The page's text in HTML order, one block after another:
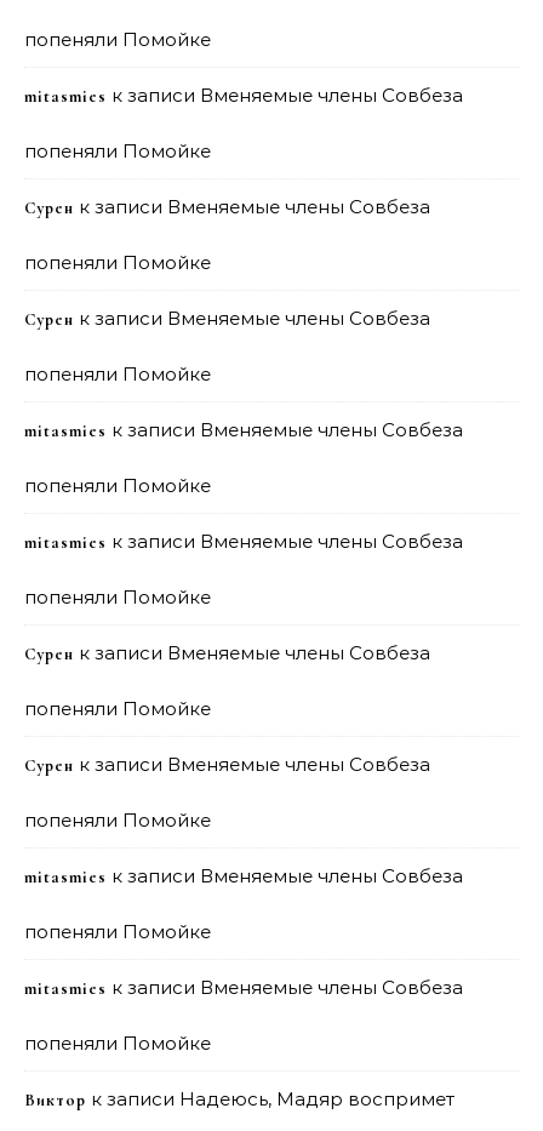
попеняли Помойке
mitasmies к записи Вменяемые члены Совбеза
попеняли Помойке
Сурен к записи Вменяемые члены Совбеза
попеняли Помойке
Сурен к записи Вменяемые члены Совбеза
попеняли Помойке
mitasmies к записи Вменяемые члены Совбеза
попеняли Помойке
mitasmies к записи Вменяемые члены Совбеза
попеняли Помойке
Сурен к записи Вменяемые члены Совбеза
попеняли Помойке
Сурен к записи Вменяемые члены Совбеза
попеняли Помойке
mitasmies к записи Вменяемые члены Совбеза
попеняли Помойке
mitasmies к записи Вменяемые члены Совбеза
попеняли Помойке
Виктор к записи Надеюсь, Мадяр воспримет